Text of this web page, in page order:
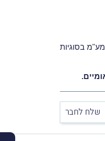
בסוגיות
שלח לחבר